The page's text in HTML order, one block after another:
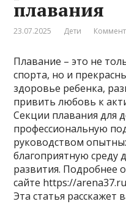
плавания
23.07.2025 Дети
Плавание – это не
спорта, но и
здоровье ребенка,
привить любовь к
Секции плавания для
профессиональную
руководством
благоприятную среду
развития. Подробнее
сайте https://
Эта статья расскажет